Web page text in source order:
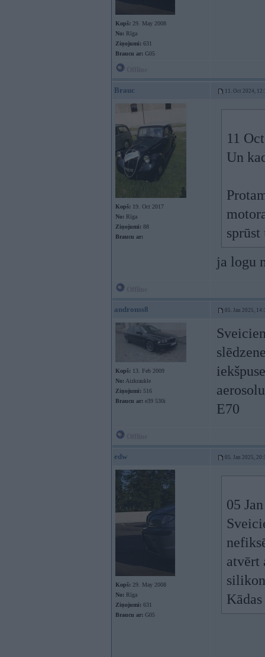
Kopš: 29. May 2008
No: Rīga
Ziņojumi: 631
Braucu ar: G05
Brauc 11. Oct 2024,
Kopš: 19. Oct 2017
No: Rīga
Ziņojumi: 88
Braucu ar:
11
Un
ja logu
andronss8 05. Jan 2025,
Kopš: 13. Feb 2009
No: Aizkraukle
Ziņojumi: 516
Braucu ar: e39 530i
E70
edw 05. Jan 2025,
Kopš: 29. May 2008
No: Rīga
Ziņojumi: 631
Braucu ar: G05
05
atvērt